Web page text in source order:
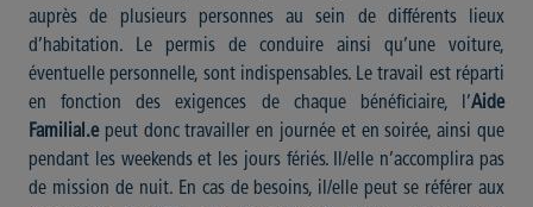
auprès de plusieurs personnes au sein de différents lieux
d’habitation. Le permis de conduire ainsi qu’une voiture,
éventuelle personnelle, sont indispensables. Le travail est réparti
en fonction des exigences de chaque bénéficiaire, l’Aide
Familial.epeut donc travailler en journée et en soirée, ainsi que
pendant les weekends et les jours fériés. Il/elle n’accomplira pas
de mission de nuit. En cas de besoins, il/elle peut se référer aux